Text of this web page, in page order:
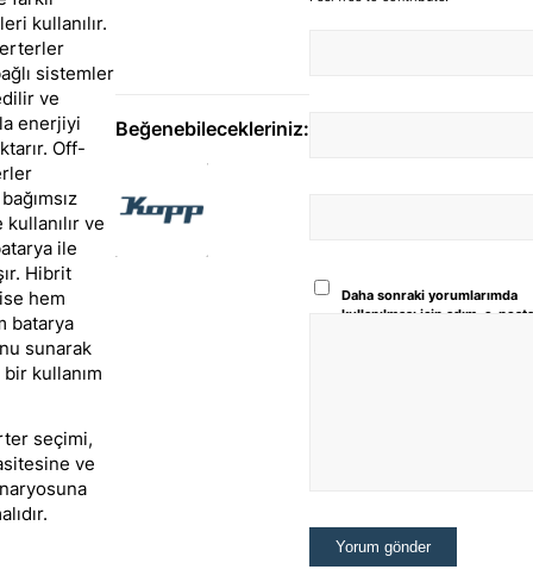
kullanılır.
sistemler
ve
enerjiyi
Off-
ve
ile
Hibrit
hem
batarya
sunarak
kullanım
seçimi,
ve
Beğenebilecekleriniz:
Daha sonraki yorumlarımda
kullanılması için adım, e-posta